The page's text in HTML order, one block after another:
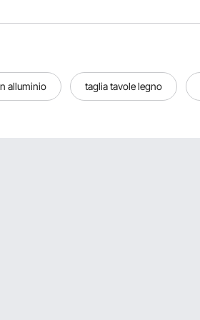
alluminio taglia tavole legno